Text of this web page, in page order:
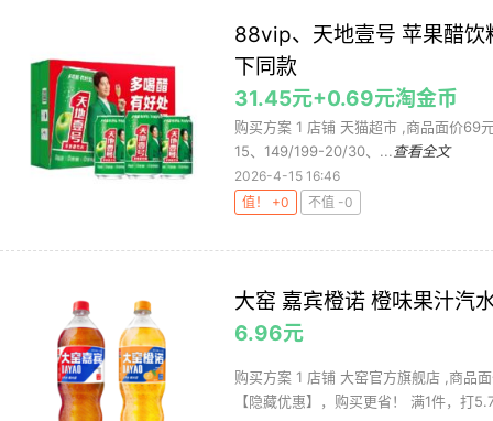
88vip、天地壹号 苹果醋
下同款
31.45元+0.69元淘金币
购买方案 1 店铺 天猫超市 ,商品面价
15、149/199-20/30、... 查看全文
2026-4-15 16:46
值！ +0
不值 -0
大窑 嘉宾橙诺 橙味果汁汽
6.96元
购买方案 1 店铺 大窑官方旗舰店 ,商品
【隐藏优惠】，购买更省！ 满1件，打